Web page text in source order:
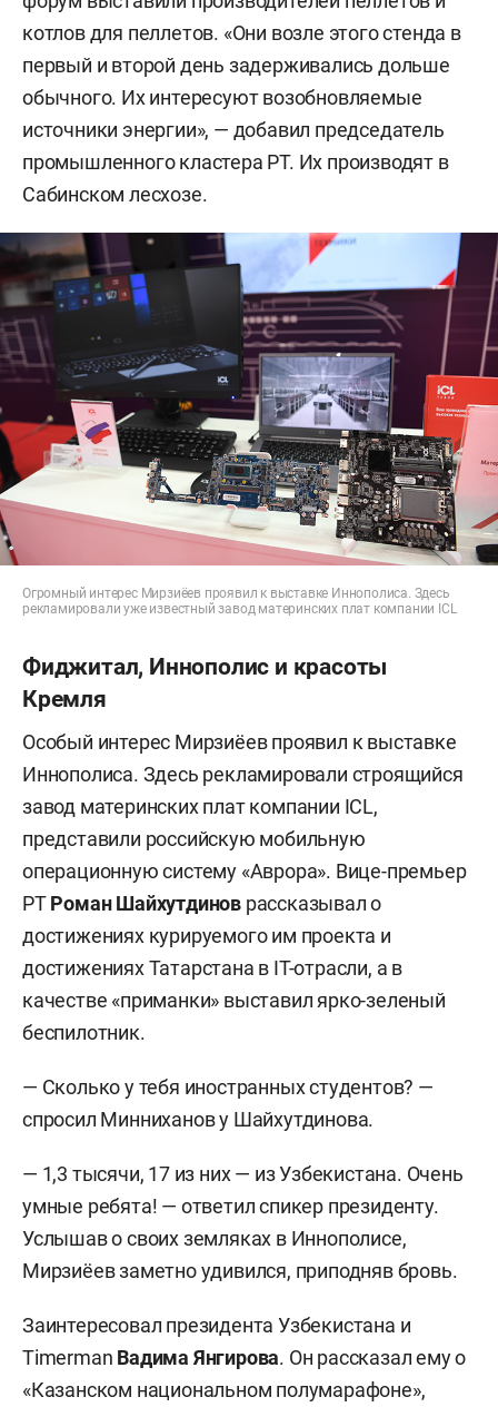
котлов для пеллетов. «Они возле этого стенда в
первый и второй день задерживались дольше
обычного. Их интересуют возобновляемые
источники энергии», — добавил председатель
промышленного кластера РТ. Их производят в
Сабинском лесхозе.
Огромный интерес Мирзиёев проявил к выставке Иннополиса. Здесь
рекламировали уже известный завод материнских плат компании ICL
Фиджитал, Иннополис и красоты
Кремля
Особый интерес Мирзиёев проявил к выставке
Иннополиса. Здесь рекламировали строящийся
завод материнских плат компании ICL,
представили российскую мобильную
операционную систему «Аврора». Вице-премьер
РТРоман Шайхутдинов рассказывал о
достижениях курируемого им проекта и
достижениях Татарстана в IT-отрасли, а в
качестве «приманки» выставил ярко-зеленый
беспилотник.
— Сколько у тебя иностранных студентов? —
спросил Минниханов у Шайхутдинова.
— 1,3 тысячи, 17 из них — из Узбекистана. Очень
умные ребята! — ответил спикер президенту.
Услышав о своих земляках в Иннополисе,
Мирзиёев заметно удивился, приподняв бровь.
Заинтересовал президента Узбекистана и
Timerman Вадима Янгирова. Он рассказал ему о
«Казанском национальном полумарафоне»,